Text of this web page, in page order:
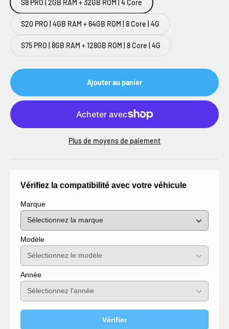
S8 PRO | 2GB RAM + 32GB ROM | 4 Core
S20 PRO | 4GB RAM + 64GB ROM | 8 Core | 4G
S75 PRO | 8GB RAM + 128GB ROM | 8 Core | 4G
Ajouter au panier
Plus de moyens de paiement
Vérifiez la compatibilité avec votre véhicule
Marque
Modèle
Année
Vérifier